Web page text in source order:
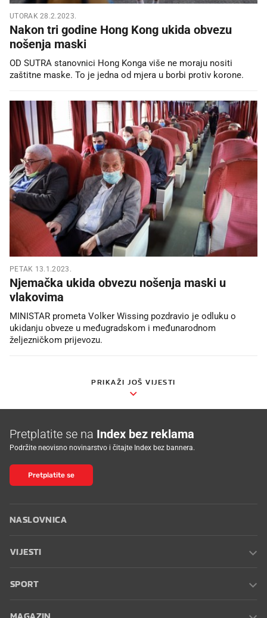
UTORAK 28.2.2023.
Nakon tri godine Hong Kong ukida obvezu
nošenja maski
OD SUTRA stanovnici Hong Konga više ne moraju nositi
zaštitne maske. To je jedna od mjera u borbi protiv korone.
PETAK 13.1.2023.
Njemačka ukida obvezu nošenja maski u
vlakovima
MINISTAR prometa Volker Wissing pozdravio je odluku o
ukidanju obveze u međugradskom i međunarodnom
željezničkom prijevozu.
PRIKAŽI JOŠ VIJESTI
Pretplatite se na Index bez reklama
Podržite neovisno novinarstvo i čitajte Index bez bannera.
Pretplatite se
NASLOVNICA
VIJESTI
SPORT